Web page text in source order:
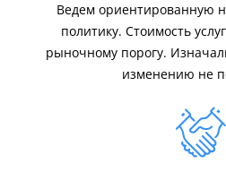
Ведем ориентированную
политику. Стоимость
рыночному порогу.
изменению не